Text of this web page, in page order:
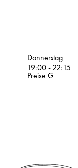
Volksoper
Donnerstag
19:00- 22:15
Preise G